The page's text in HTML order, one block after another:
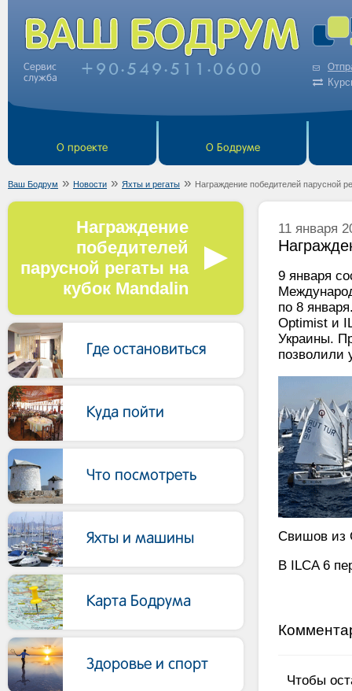
Сервис
служба
+90 • 549 • 511 • 0600
О проекте О Бодруме
Ваш Бодрум » Новости » Яхты и регаты » Награждение победителей парусной
11 января
9 января
по 8
Optimist и
Украины.
позволили
Свишов из
В ILCA 6
Чтобы
Награждение
победителей
парусной регаты на
кубок Mandalin
Где остановиться
Куда пойти
Что посмотреть
Яхты и машины
Карта Бодрума
Здоровье и спорт